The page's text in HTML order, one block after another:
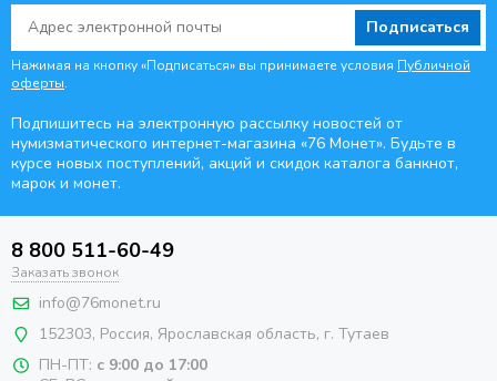
Подписаться
Нажимая на кнопку «Подписаться» вы принимаете условия Публичной
оферты.
Подпишитесь на электронную рассылку новостей от
нумизматического интернет-магазина «76 Монет». Будьте в
курсе новых поступлений, акций и скидок каталога банкнот,
марок и монет.
8 800 511-60-49
Заказать звонок
info@76monet.ru
152303, Россия, Ярославская область, г. Тутаев
ПН-ПТ: с 9:00 до 17:00